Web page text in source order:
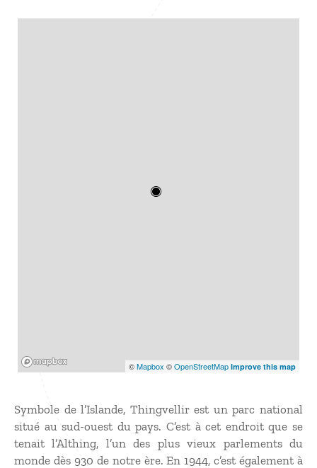
©Mapbox ©OpenStreetMap Improve this map
Symbole de l’Islande, Thingvellir est un parc national
situé au sud-ouest du pays. C’est à cet endroit que se
tenait l’Althing, l’un des plus vieux parlements du
monde dès 930 de notre ère. En 1944, c’est également à